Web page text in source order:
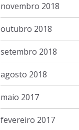
novembro 2018
outubro 2018
setembro 2018
agosto 2018
maio 2017
fevereiro 2017